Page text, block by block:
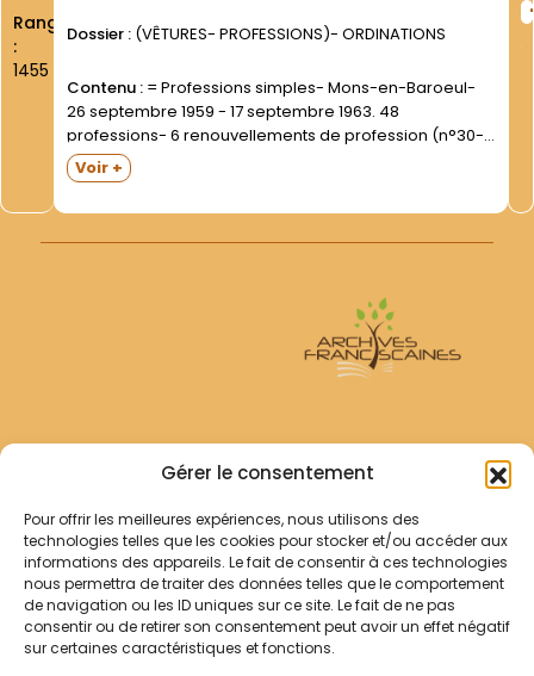
Gérer le consentement
Pour offrir les meilleures expériences, nous utilisons des
technologies telles que les cookies pour stocker et/ou accéder aux
informations des appareils. Le fait de consentir à ces technologies
nous permettra de traiter des données telles que le comportement
de navigation ou les ID uniques sur ce site. Le fait de ne pas
consentir ou de retirer son consentement peut avoir un effet négatif
sur certaines caractéristiques et fonctions.
Rang
:
1455
Dossier : (VÊTURES- PROFESSIONS)- ORDINATIONS
Contenu := Professions simples- Mons-en-Baroeul-
26 septembre 1959 - 17 septembre 1963. 48
professions- 6 renouvellements de profession (n°30-
39-40- 41- 42- 43). En fin de registre- deux professions
solennelles - celles des frères Jean-Loup DUHAMEAU
Voir +
Archives Franciscaines
RECHERCHER
Comment chercher ?
Les archives
Notre démarche